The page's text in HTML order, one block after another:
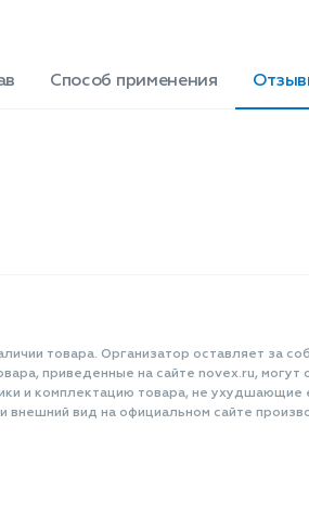
Способ применения
товара. Организатор оставляет за
приведенные на сайте novex.ru,
и комплектацию товара, не
внешний вид на официальном сайте